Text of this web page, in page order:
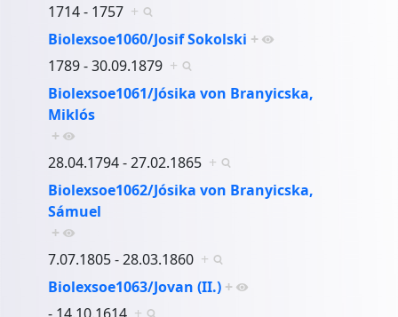
1714 - 1757 +
Biolexsoe1060/Josif Sokolski +
1789 - 30.09.1879 +
Biolexsoe1061/Jósika von Branyicska,
Miklós
+
28.04.1794 - 27.02.1865 +
Biolexsoe1062/Jósika von Branyicska,
Sámuel
+
7.07.1805 - 28.03.1860 +
Biolexsoe1063/Jovan (II.) +